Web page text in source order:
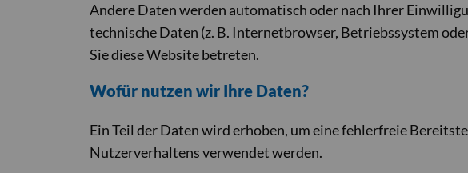
Andere Daten werden automatisch oder nach Ihrer
technische Daten (z. B. Internetbrowser, Betriebssystem
Sie diese Website betreten.
Wofür nutzen wir Ihre Daten?
Ein Teil der Daten wird erhoben, um eine fehlerfreie
Nutzerverhaltens verwendet werden.